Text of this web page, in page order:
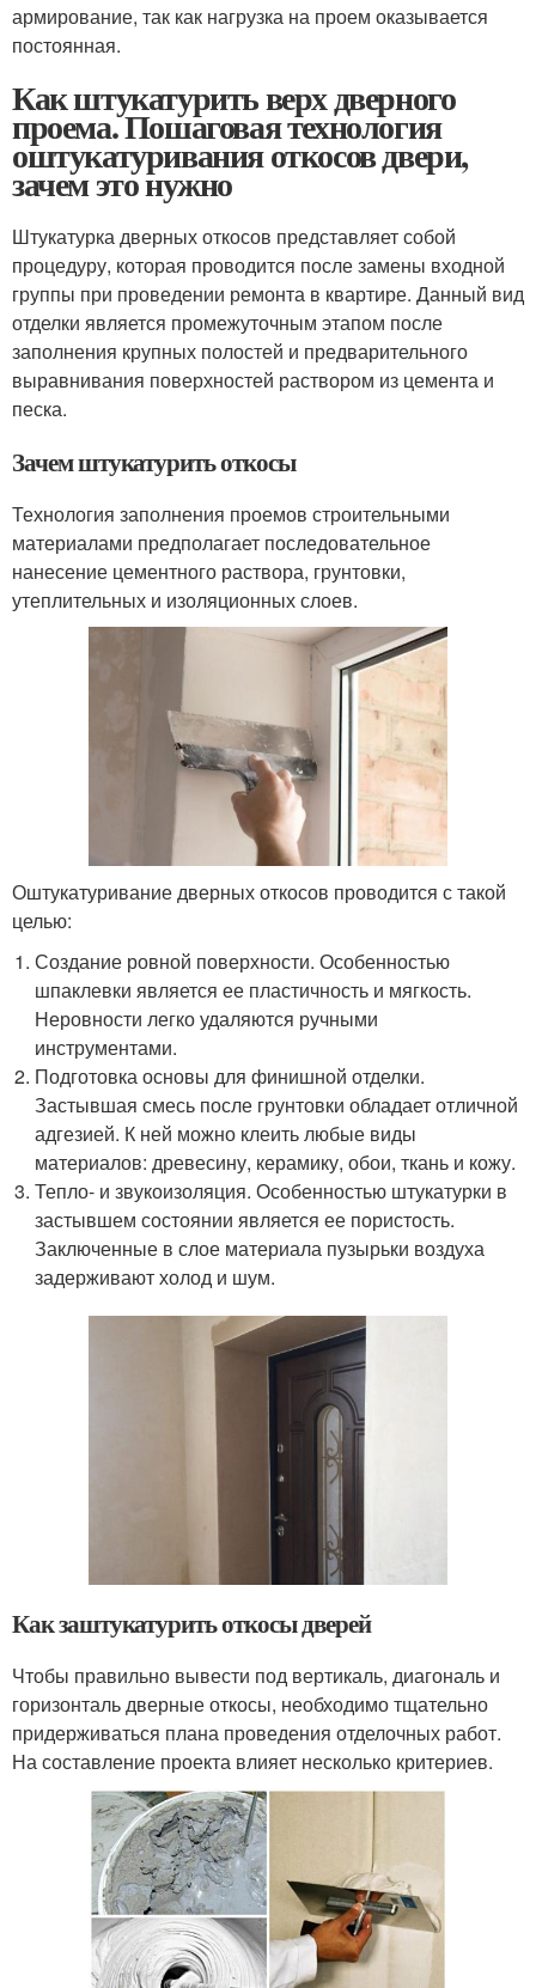
армирование, так как нагрузка на проем оказывается
постоянная.
Как штукатурить верх дверного
проема. Пошаговая технология
оштукатуривания откосов двери,
зачем это нужно
Штукатурка дверных откосов представляет собой
процедуру, которая проводится после замены входной
группы при проведении ремонта в квартире. Данный вид
отделки является промежуточным этапом после
заполнения крупных полостей и предварительного
выравнивания поверхностей раствором из цемента и
песка.
Зачем штукатурить откосы
Технология заполнения проемов строительными
материалами предполагает последовательное
нанесение цементного раствора, грунтовки,
утеплительных и изоляционных слоев.
Оштукатуривание дверных откосов проводится с такой
целью:
Создание ровной поверхности. Особенностью
шпаклевки является ее пластичность и мягкость.
Неровности легко удаляются ручными
инструментами.
Подготовка основы для финишной отделки.
Застывшая смесь после грунтовки обладает отличной
адгезией. К ней можно клеить любые виды
материалов: древесину, керамику, обои, ткань и кожу.
Тепло- и звукоизоляция. Особенностью штукатурки в
застывшем состоянии является ее пористость.
Заключенные в слое материала пузырьки воздуха
задерживают холод и шум.
Как заштукатурить откосы дверей
Чтобы правильно вывести под вертикаль, диагональ и
горизонталь дверные откосы, необходимо тщательно
придерживаться плана проведения отделочных работ.
На составление проекта влияет несколько критериев.